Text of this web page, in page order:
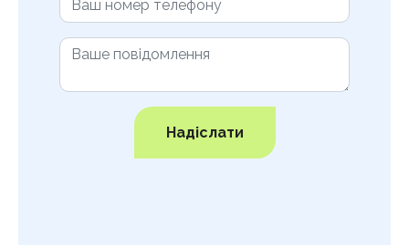
Надіслати